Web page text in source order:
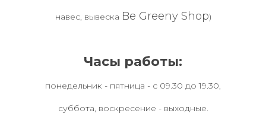
навес, вывеска Be Greeny Shop)
Часы работы:
понедельник - пятница - с 09.30 до 19.30,
суббота, воскресение - выходные.